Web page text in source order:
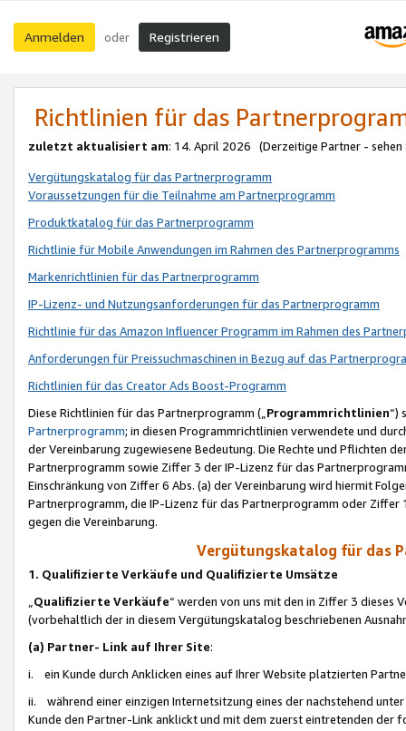
Anmelden oder Registrieren
Richtlinien für das
zuletzt aktualisiert am: 14. April 2026 (Derzeitige Partner - sehen
Vergütungskatalog für das Partnerprogramm
Voraussetzungen für die Teilnahme am Partnerprogramm
Produktkatalog für das Partnerprogramm
Richtlinie für Mobile Anwendungen im Rahmen des Partnerprogramms
Markenrichtlinien für das Partnerprogramm
IP-Lizenz- und Nutzungsanforderungen für das Partnerprogramm
Richtlinie für das Amazon Influencer Programm im Rahmen des
Anforderungen für Preissuchmaschinen in Bezug auf das
Richtlinien für das Creator Ads Boost-Programm
Diese Richtlinien für das Partnerprogramm („Programmrichtlinien“)
Partnerprogramm; in diesen Programmrichtlinien verwendete und
der Vereinbarung zugewiesene Bedeutung. Die Rechte und Pflichten
Partnerprogramm sowie Ziffer 3 der IP-Lizenz für das
Einschränkung von Ziffer 6 Abs. (a) der Vereinbarung wird hiermit
Partnerprogramm, die IP-Lizenz für das Partnerprogramm oder
gegen die Vereinbarung.
Vergütungskatalog für das
1. Qualifizierte Verkäufe und Qualifizierte Umsätze
Qualifizierte Verkäufe“ werden von uns mit den in Ziffer 3
(vorbehaltlich der in diesem Vergütungskatalog beschriebenen
(a) Partner- Link auf Ihrer Site:
i. ein Kunde durch Anklicken eines auf Ihrer Website platzierten
ii. während einer einzigen Internetsitzung eines der nachstehend
Kunde den Partner-Link anklickt und mit dem zuerst eintretenden der